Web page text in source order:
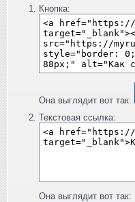
Кнопка:
Она выглядит вот так:
Текстовая ссылка:
Она выглядит вот так: